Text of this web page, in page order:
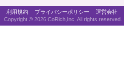
利用規約 プライバシーポリシー 運営会社
Copyright © 2026 CoRich,Inc. All rights reserved.